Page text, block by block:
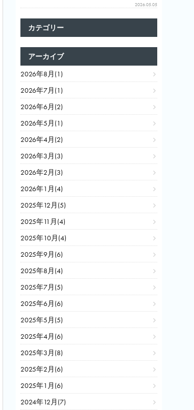
2026.05.05
カテゴリー
アーカイブ
2026年8月(1)
2026年7月(1)
2026年6月(2)
2026年5月(1)
2026年4月(2)
2026年3月(3)
2026年2月(3)
2026年1月(4)
2025年12月(5)
2025年11月(4)
2025年10月(4)
2025年9月(6)
2025年8月(4)
2025年7月(5)
2025年6月(6)
2025年5月(5)
2025年4月(6)
2025年3月(8)
2025年2月(6)
2025年1月(6)
2024年12月(7)